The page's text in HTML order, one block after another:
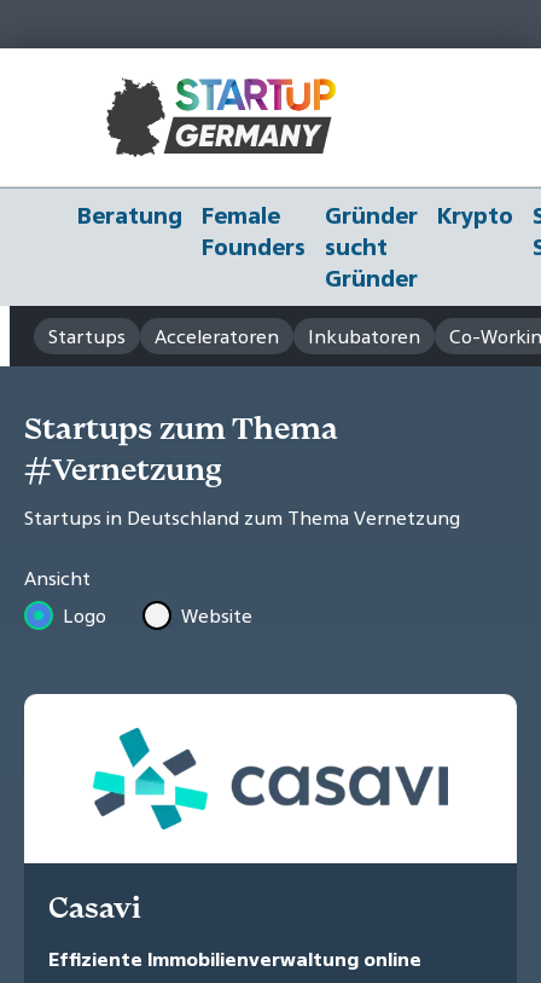
Beratung
Female
Founders
Gründer
sucht
Gründer
Krypto
Startups Acceleratoren Inkubatoren Co-
Startups zum Thema
#Vernetzung
Startups in Deutschland zum Thema Vernetzung
Ansicht
Logo
Website
Casavi
Effiziente Immobilienverwaltung online